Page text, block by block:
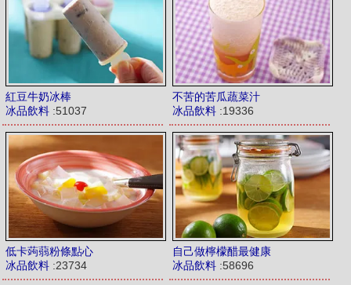
紅豆牛奶冰棒
冰品飲料 :51037
不苦的苦瓜蔬菜汁
冰品飲料 :19336
低卡蒟蒻粉條點心
冰品飲料 :23734
自己做檸檬醋最健康
冰品飲料 :58696